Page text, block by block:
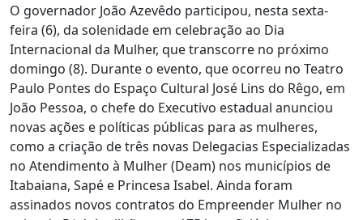
O governador João Azevêdo participou, nesta sexta-
feira (6), da solenidade em celebração ao Dia
Internacional da Mulher, que transcorre no próximo
domingo (8). Durante o evento, que ocorreu no Teatro
Paulo Pontes do Espaço Cultural José Lins do Rêgo, em
João Pessoa, o chefe do Executivo estadual anunciou
novas ações e políticas públicas para as mulheres,
como a criação de três novas Delegacias Especializadas
no Atendimento à Mulher (Deam) nos municípios de
Itabaiana, Sapé e Princesa Isabel. Ainda foram
assinados novos contratos do Empreender Mulher no